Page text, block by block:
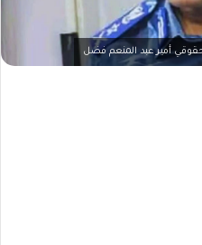
أمير عبد المنعم فضل